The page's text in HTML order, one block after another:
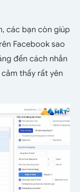
các bạn còn giúp
Facebook sao
đến cách nhắn
thấy rất yên